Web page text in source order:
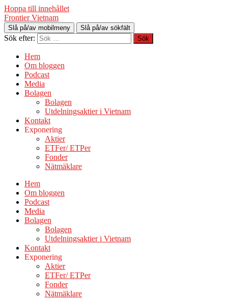
Hoppa till innehållet
Frontier Vietnam
Slå på/av mobilmeny Slå på/av sökfält
Sök efter:
Hem
Om bloggen
Podcast
Media
Bolagen
Bolagen
Utdelningsaktier i Vietnam
Kontakt
Exponering
Aktier
ETFer/ ETPer
Fonder
Nätmäklare
Hem
Om bloggen
Podcast
Media
Bolagen
Bolagen
Utdelningsaktier i Vietnam
Kontakt
Exponering
Aktier
ETFer/ ETPer
Fonder
Nätmäklare